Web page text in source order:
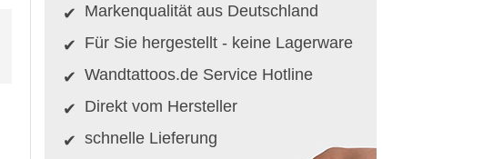
Markenqualität aus Deutschland
Für Sie hergestellt - keine Lagerware
Wandtattoos.de Service Hotline
Direkt vom Hersteller
schnelle Lieferung